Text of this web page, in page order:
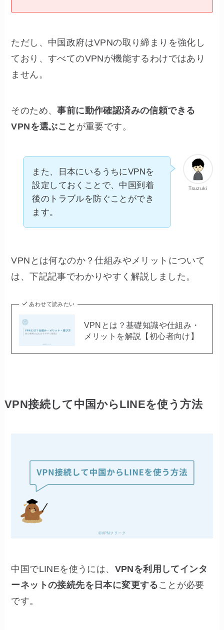
ただし、中国政府はVPNの取り締まりを強化し
ており、すべてのVPNが機能するわけではあり
ません。
そのため、事前に動作確認済みの信頼できる
VPNを選ぶこと が重要です。
Tsuzuki
また、日本にいるうちにVPNを
設定しておくことで、中国到着
後のトラブルを防ぐことができ
ます。
VPNとは何なのか？仕組みやメリットについて
は、下記記事でわかりやすく解説しました。
あわせて読みたい
VPNとは？基礎知識や仕組み・
メリットを解説【初心者向け】
VPN接続して中国からLINEを使う方法
中国でLINEを使うには、 VPNを利用してインタ
ーネットの接続先を日本に変更する ことが必要
です。